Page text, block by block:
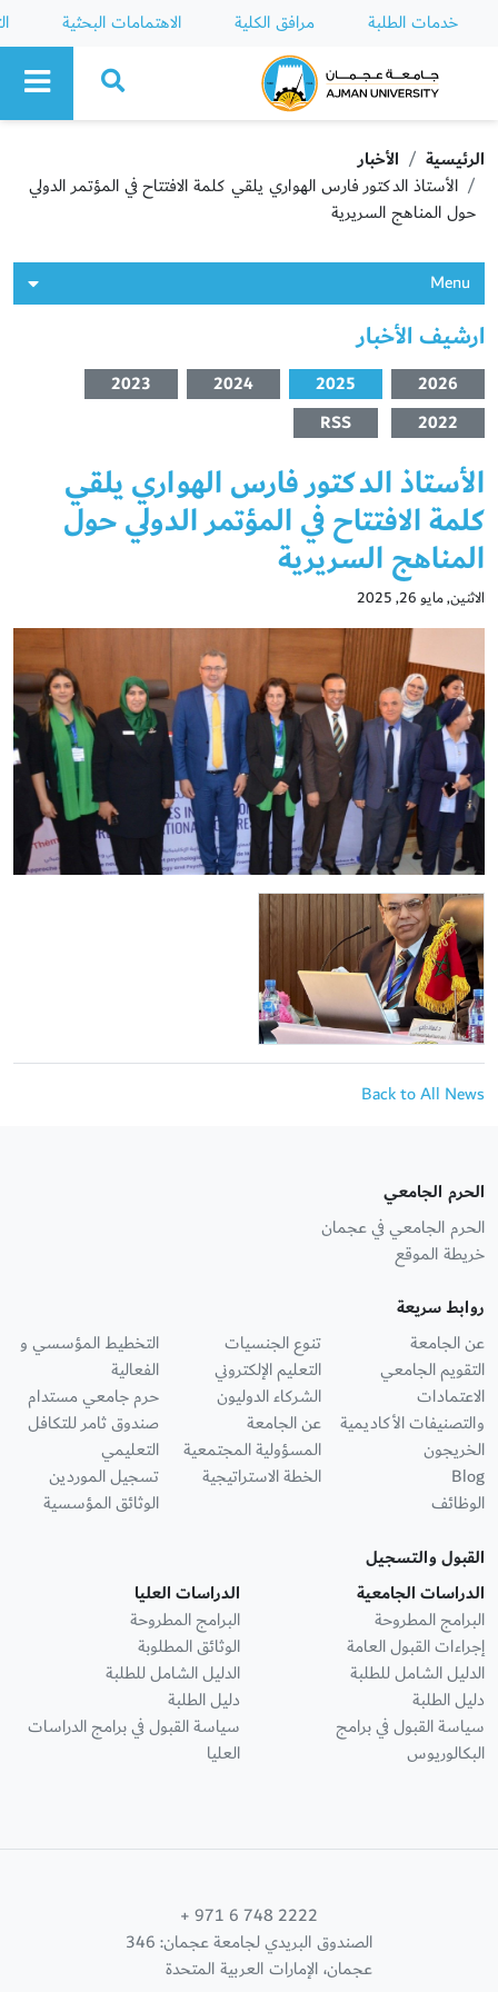
خدمات الطلبة مرافق الكلية الاهتمامات البحثية
Ajman University
الرئيسية
الأخبار
الأستاذ الدكتور فارس الهواري يلقي كلمة الافتتاح في المؤتمر الدولي
حول المناهج السريرية
Menu
ارشيف الأخبار
2026
2025
2024
2023
2022
RSS
الأستاذ الدكتور فارس الهواري يلقي
كلمة الافتتاح في المؤتمر الدولي حول
المناهج السريرية
الاثنين, مايو 26, 2025
Back to All News
الحرم الجامعي
الحرم الجامعي في عجمان
خريطة الموقع
روابط سريعة
عن الجامعة
التقويم الجامعي
الاعتمادات
والتصنيفات الأكاديمية
الخريجون
Blog
الوظائف
تنوع الجنسيات
التعليم الإلكتروني
الشركاء الدوليون
عن الجامعة
المسؤولية المجتمعية
الخطة الاستراتيجية
التخطيط المؤسسي و
الفعالية
حرم جامعي مستدام
صندوق ثامر للتكافل
التعليمي
تسجيل الموردين
الوثائق المؤسسية
القبول والتسجيل
الدراسات الجامعية
البرامج المطروحة
إجراءات القبول العامة
الدليل الشامل للطلبة
دليل الطلبة
سياسة القبول في برامج
البكالوريوس
الدراسات العليا
البرامج المطروحة
الوثائق المطلوبة
الدليل الشامل للطلبة
دليل الطلبة
سياسة القبول في برامج الدراسات
العليا
+ 971 6 748 2222
الصندوق البريدي لجامعة عجمان: 346
عجمان، الإمارات العربية المتحدة